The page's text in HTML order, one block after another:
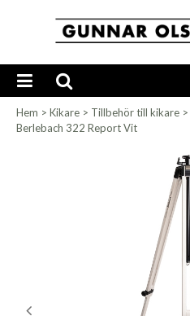
Hem > Kikare > Tillbehör till kikare >
Berlebach 322 Report Vit